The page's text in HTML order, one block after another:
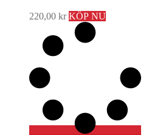
220,00 kr KÖP NU